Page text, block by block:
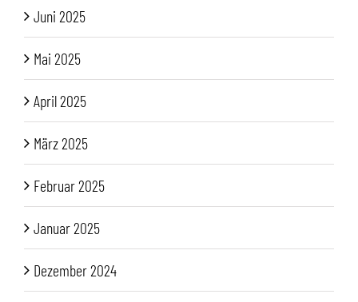
Juni 2025
Mai 2025
April 2025
März 2025
Februar 2025
Januar 2025
Dezember 2024